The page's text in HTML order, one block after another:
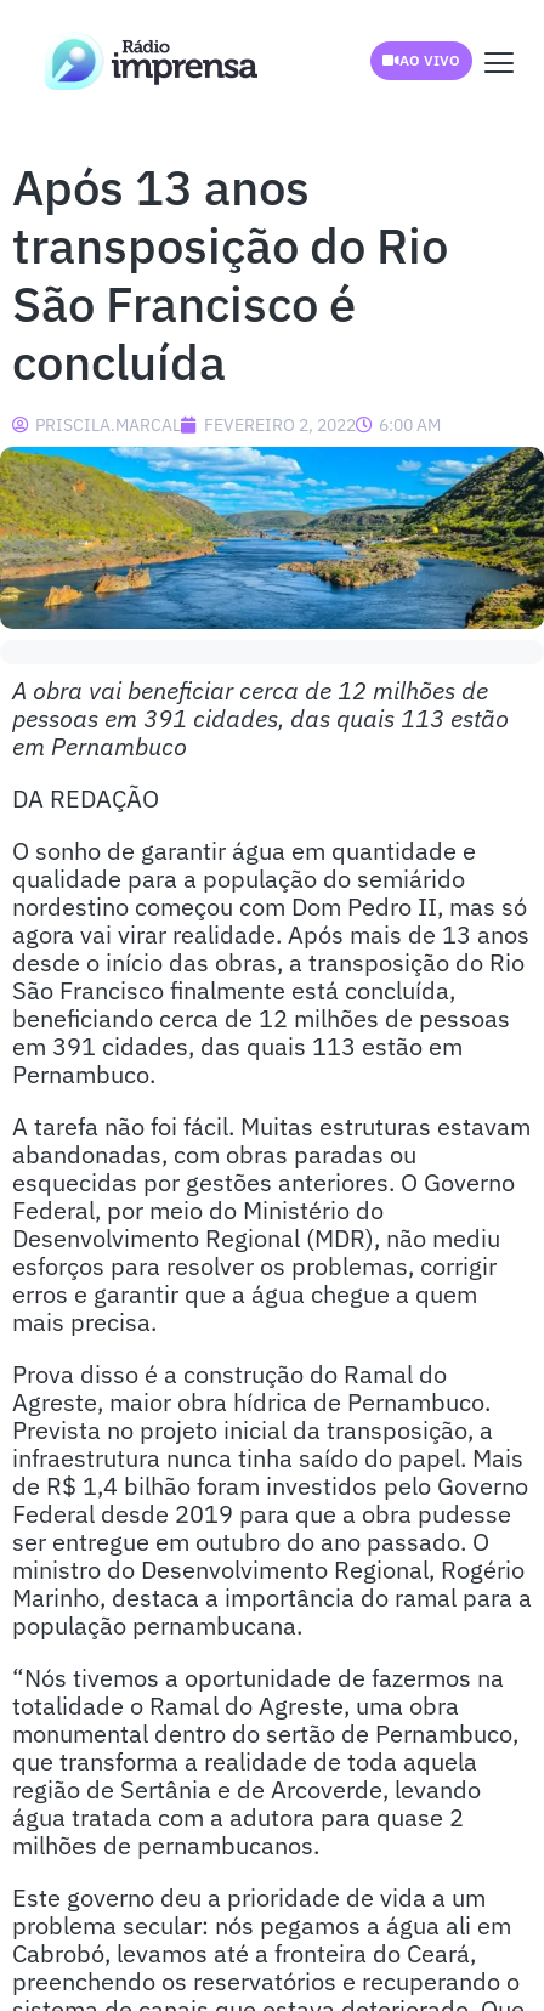
AO VIVO
Após 13 anos
transposição do Rio
São Francisco é
concluída
PRISCILA.MARCAL FEVEREIRO 2, 2022 6:00 AM
A obra vai beneficiar cerca de 12 milhões de
pessoas em 391 cidades, das quais 113 estão
em Pernambuco
DA REDAÇÃO
O sonho de garantir água em quantidade e
qualidade para a população do semiárido
nordestino começou com Dom Pedro II, mas só
agora vai virar realidade. Após mais de 13 anos
desde o início das obras, a transposição do Rio
São Francisco finalmente está concluída,
beneficiando cerca de 12 milhões de pessoas
em 391 cidades, das quais 113 estão em
Pernambuco.
A tarefa não foi fácil. Muitas estruturas estavam
abandonadas, com obras paradas ou
esquecidas por gestões anteriores. O Governo
Federal, por meio do Ministério do
Desenvolvimento Regional (MDR), não mediu
esforços para resolver os problemas, corrigir
erros e garantir que a água chegue a quem
mais precisa.
Prova disso é a construção do Ramal do
Agreste, maior obra hídrica de Pernambuco.
Prevista no projeto inicial da transposição, a
infraestrutura nunca tinha saído do papel. Mais
de R$ 1,4 bilhão foram investidos pelo Governo
Federal desde 2019 para que a obra pudesse
ser entregue em outubro do ano passado. O
ministro do Desenvolvimento Regional, Rogério
Marinho, destaca a importância do ramal para a
população pernambucana.
“Nós tivemos a oportunidade de fazermos na
totalidade o Ramal do Agreste, uma obra
monumental dentro do sertão de Pernambuco,
que transforma a realidade de toda aquela
região de Sertânia e de Arcoverde, levando
água tratada com a adutora para quase 2
milhões de pernambucanos.
Este governo deu a prioridade de vida a um
problema secular: nós pegamos a água ali em
Cabrobó, levamos até a fronteira do Ceará,
preenchendo os reservatórios e recuperando o